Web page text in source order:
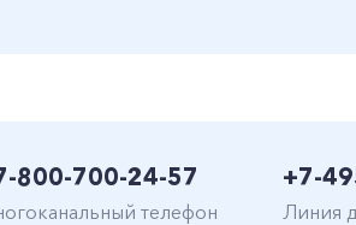
800-700-24-57
телефон
+7-
Линия